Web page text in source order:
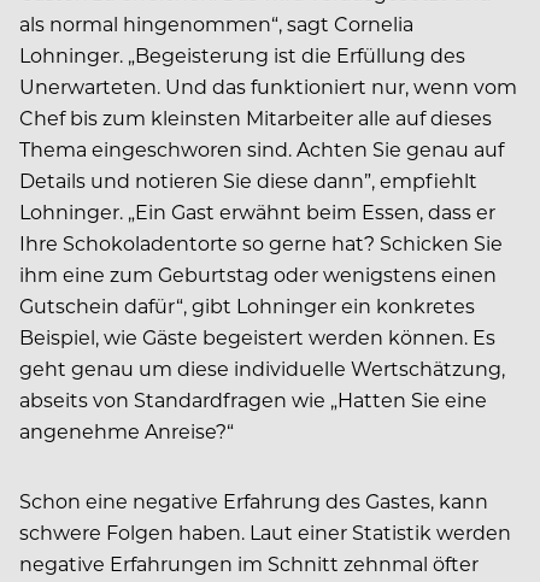
als normal hingenommen“, sagt Cornelia
Lohninger. „Begeisterung ist die Erfüllung des
Unerwarteten. Und das funktioniert nur, wenn vom
Chef bis zum kleinsten Mitarbeiter alle auf dieses
Thema eingeschworen sind. Achten Sie genau auf
Details und notieren Sie diese dann”, empfiehlt
Lohninger. „Ein Gast erwähnt beim Essen, dass er
Ihre Schokoladentorte so gerne hat? Schicken Sie
ihm eine zum Geburtstag oder wenigstens einen
Gutschein dafür“, gibt Lohninger ein konkretes
Beispiel, wie Gäste begeistert werden können. Es
geht genau um diese individuelle Wertschätzung,
abseits von Standardfragen wie „Hatten Sie eine
angenehme Anreise?“
Schon eine negative Erfahrung des Gastes, kann
schwere Folgen haben. Laut einer Statistik werden
negative Erfahrungen im Schnitt zehnmal öfter